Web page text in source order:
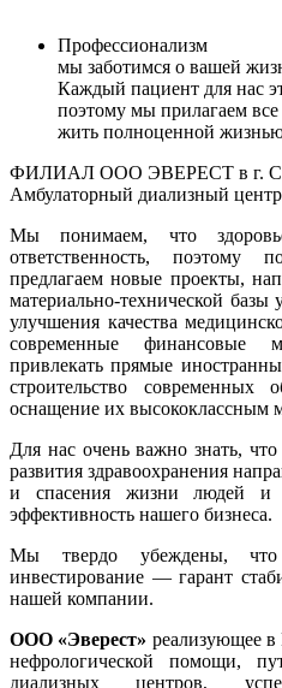
Профессионализм
мы заботимся о вашей
Каждый пациент для нас
поэтому мы прилагаем
жить полноценной
ФИЛИАЛ ООО ЭВЕРЕСТ в г.
Амбулаторный диализный центр
Мы понимаем, что
ответственность, поэтому
предлагаем новые проекты,
материально-технической базы
улучшения качества
современные финансовые
привлекать прямые
строительство современных
оснащение их высококлассным
Для нас очень важно знать,
развития здравоохранения
и спасения жизни людей
эффективность нашего бизнеса.
Мы твердо убеждены, что
инвестирование — гарант
нашей компании.
ООО «Эверест» реализующее в
нефрологической помощи,
диализных центров,